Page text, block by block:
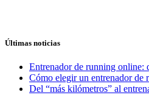
Últimas noticias
Entrenador de running online:
Cómo elegir un entrenador de
Del “más kilómetros” al